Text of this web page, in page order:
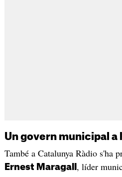
Un govern municipal a
També a Catalunya Ràdio s'ha
Ernest Maragall , líder